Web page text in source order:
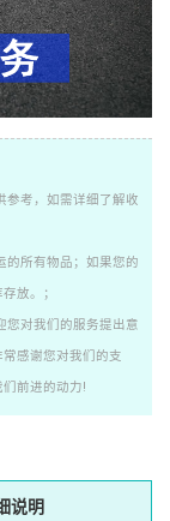
参考，如需详细了解收
所有物品；如果您的
放。；
对我们的服务提出意
感谢您对我们的支
前进的动力!
说明